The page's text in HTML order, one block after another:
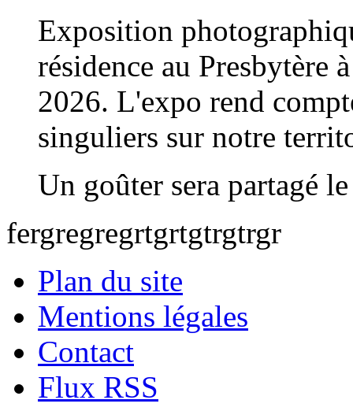
Exposition
résidence au Presbytère
2026. L'expo rend
singuliers sur notre
Un goûter sera partagé
fergregregrtgrtgtrgtrgr
Plan du site
Mentions légales
Contact
Flux RSS